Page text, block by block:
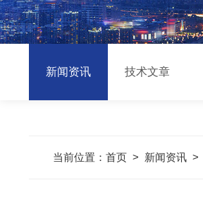
新闻资讯 技术文章
当前位置： 首页> 新闻资讯>